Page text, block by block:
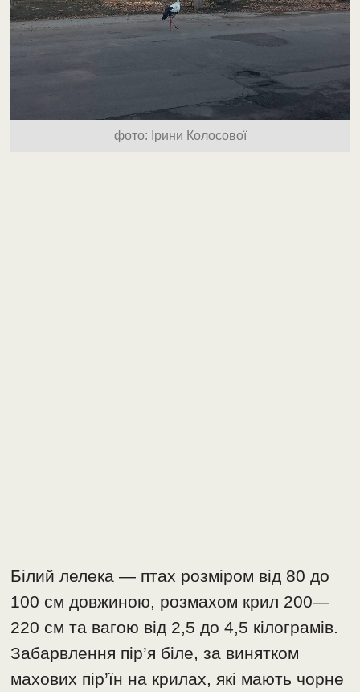
фото: Ірини Колосової
Білий лелека — птах розміром від 80 до
100 см довжиною, розмахом крил 200—
220 см та вагою від 2,5 до 4,5 кілограмів.
Забарвлення пір’я біле, за винятком
махових пір’їн на крилах, які мають чорне